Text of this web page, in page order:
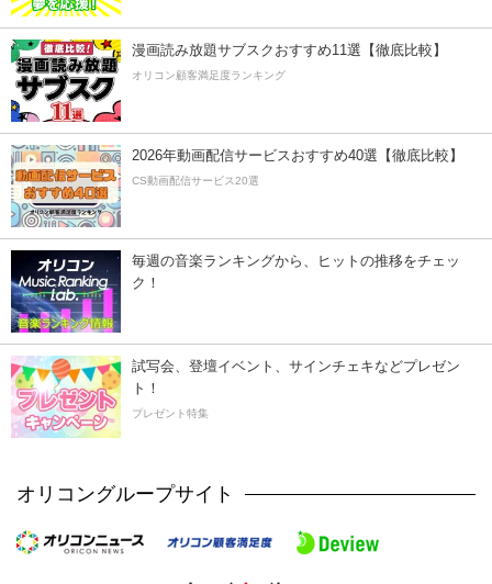
漫画読み放題サブスクおすすめ11選【徹底比較】
オリコン顧客満足度ランキング
2026年動画配信サービスおすすめ40選【徹底比較】
CS動画配信サービス20選
毎週の音楽ランキングから、ヒットの推移をチェッ
ク！
試写会、登壇イベント、サインチェキなどプレゼン
ト！
プレゼント特集
オリコングループサイト